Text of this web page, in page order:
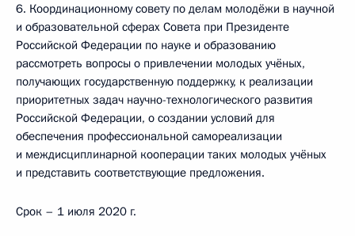
6. Координационному совету по делам молодёжи в научной
и образовательной сферах Совета при Президенте
Российской Федерации по науке и образованию
рассмотреть вопросы о привлечении молодых учёных,
получающих государственную поддержку, к реализации
приоритетных задач научно-технологического развития
Российской Федерации, о создании условий для
обеспечения профессиональной самореализации
и междисциплинарной кооперации таких молодых учёных
и представить соответствующие предложения.
Срок – 1 июля 2020 г.